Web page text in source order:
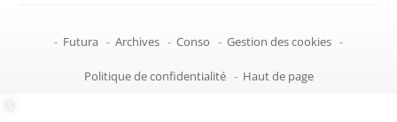
- Futura - Archives - Conso - Gestion des cookies -
Politique de confidentialité - Haut de page